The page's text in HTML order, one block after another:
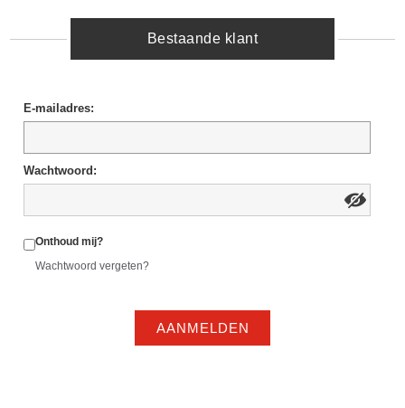
Bestaande klant
E-mailadres:
Wachtwoord:
Onthoud mij?
Wachtwoord vergeten?
AANMELDEN